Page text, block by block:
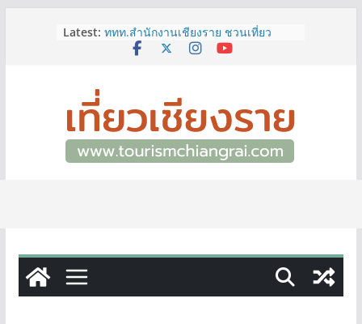
Latest: ททท.สำนักงานเชียงราย ชวนเที่ยว
เชียงรายหน้าฝน ให้ชุ่มฉ่ำหัวใจไปกับ
เลขสวย หมวด ขจ เปิดประมูลออนไลน์
แล้ววันนี้ เลขเด่น เลขมงคล ความหมาย
ดีมีให้เลือกหลากหลายทั้ง 301 หมายเลข
3 พิกัด ที่เที่ยวชมงานเทศกาลโล้ชิงช้า
ยกระดับตลาดสด 100 ปี สู่พิพิธภัณฑ์
ศิลปะมีชีวิต หนุนเศรษฐกิจสร้างสรรค์